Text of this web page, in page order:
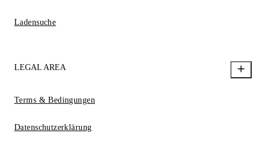
Ladensuche
LEGAL AREA
Terms & Bedingungen
Datenschutzerklärung